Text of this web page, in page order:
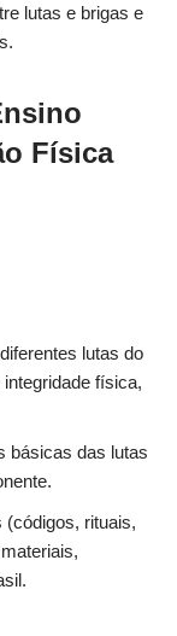
lutas e brigas e
Física
lutas do
física,
básicas das lutas
rituais,